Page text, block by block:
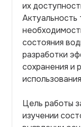
их
состояния
разработки
сохранения и
Цель работы
изучении